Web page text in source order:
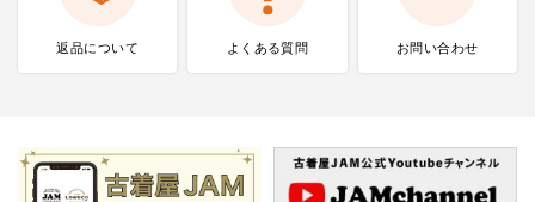
返品について よくある質問 お問い合わせ